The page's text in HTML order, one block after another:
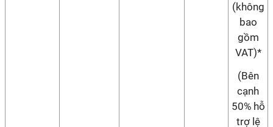
(không
bao
gồm
VAT)*
(Bên
cạnh
50% hỗ
trợ lệ